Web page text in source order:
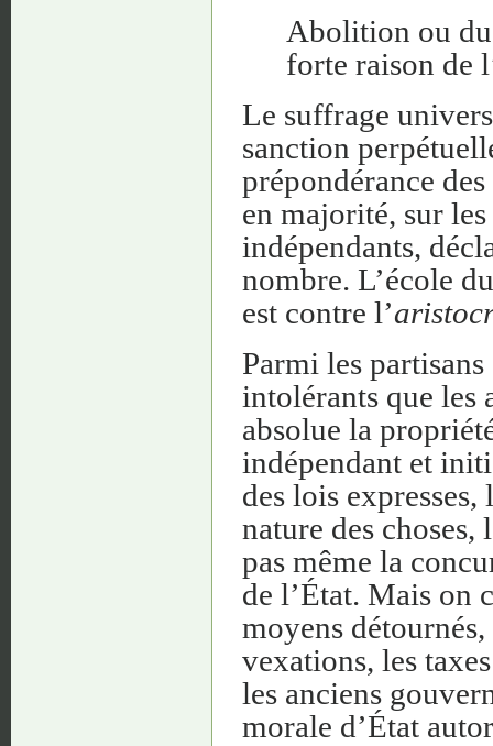
Abolition ou
forte raison de
Le suffrage
sanction
prépondérance
en majorité, sur
indépendants,
nombre. L’école
est contre l’
Parmi les
intolérants que les
absolue la
indépendant et
des lois
nature des
pas même la
de l’État. Mais on
moyens
vexations, les
les anciens
morale d’État